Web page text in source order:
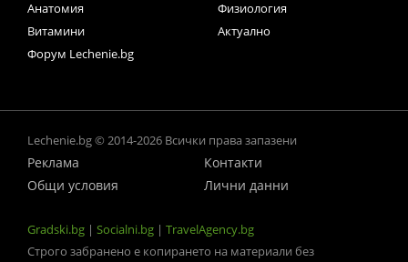
Анатомия
Физиология
Витамини
Актуално
Форум Lechenie.bg
Lechenie.bg © 2014-2026 Всички права запазени
Реклама
Контакти
Общи условия
Лични данни
Gradski.bg | Socialni.bg | TravelAgency.bg
Строго забранено е копирането на материали без